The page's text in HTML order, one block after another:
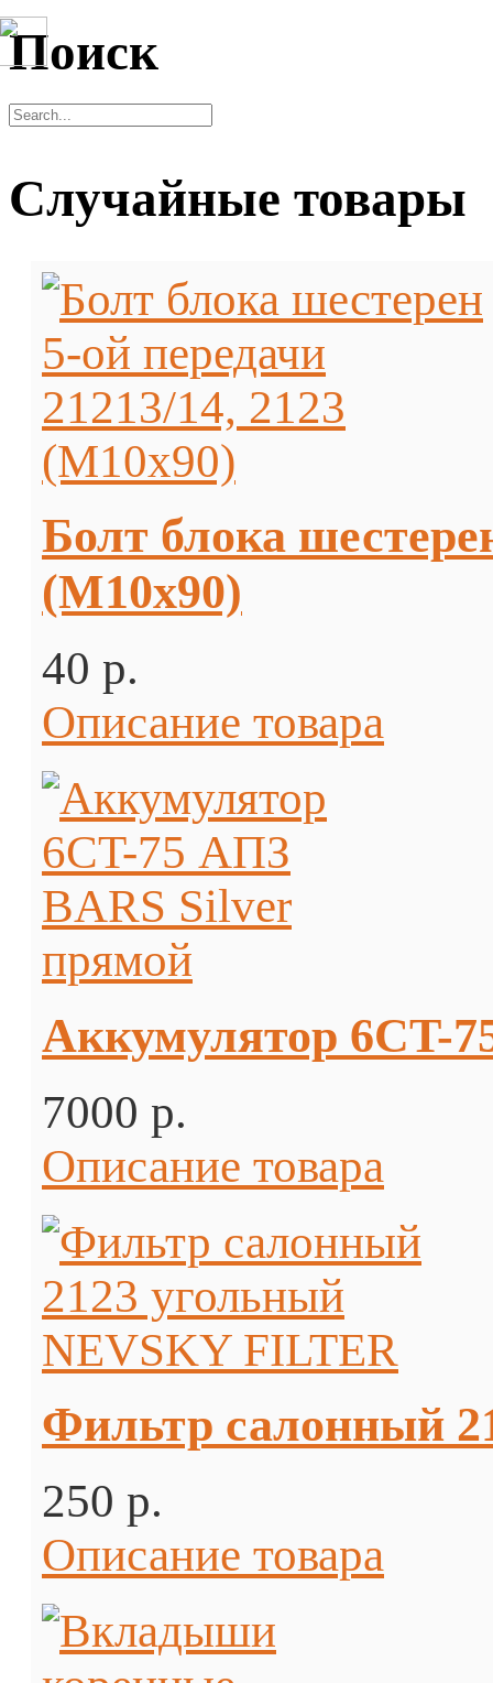
Поиск
Случайные товары
Болт блока
(М10х90)
40 p.
Описание товара
Аккумулятор 6CT-
7000 p.
Описание товара
Фильтр салонный
250 p.
Описание товара